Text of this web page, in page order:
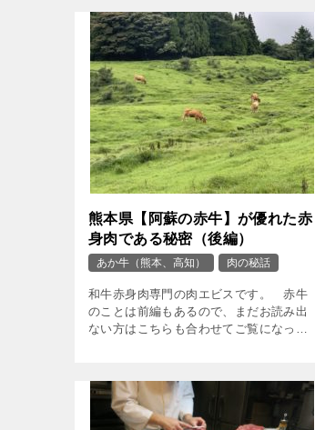
熊本県【阿蘇の赤牛】が優れた赤
身肉である秘密（後編）
あか牛（熊本、高知） 肉の秘話
和牛赤身肉専門の肉エビスです。 赤牛
のことは前編もあるので、まだお読み出
ない方はこちらも合わせてご覧になって
す。 &nbs […]